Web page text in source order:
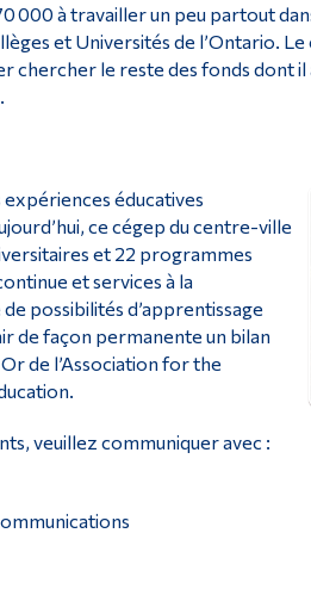
000 à travailler un peu partout
et Universités de l’Ontario.
chercher le reste des fonds dont
éducatives
ce cégep du centre-ville
et 22 programmes
et services à la
possibilités d’apprentissage
de façon permanente un bilan
de l’Association for the
veuillez communiquer avec :